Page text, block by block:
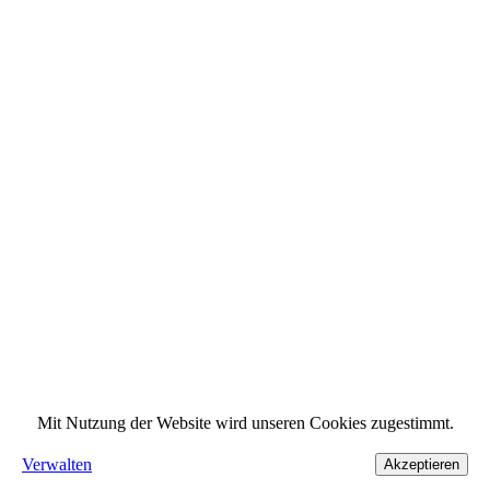
Mit Nutzung der Website wird unseren Cookies zugestimmt.
Verwalten Akzeptieren